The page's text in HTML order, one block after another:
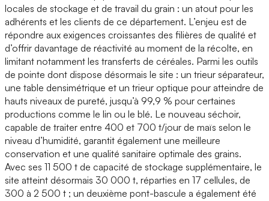
locales de stockage et de travail du grain : un atout pour les
adhérents et les clients de ce département. L’enjeu est de
répondre aux exigences croissantes des filières de qualité et
d’offrir davantage de réactivité au moment de la récolte, en
limitant notamment les transferts de céréales. Parmi les outils
de pointe dont dispose désormais le site : un trieur séparateur,
une table densimétrique et un trieur optique pour atteindre de
hauts niveaux de pureté, jusqu’à 99,9 % pour certaines
productions comme le lin ou le blé. Le nouveau séchoir,
capable de traiter entre 400 et 700 t/jour de maïs selon le
niveau d’humidité, garantit également une meilleure
conservation et une qualité sanitaire optimale des grains.
Avec ses 11 500 t de capacité de stockage supplémentaire, le
site atteint désormais 30 000 t, réparties en 17 cellules, de
300 à 2 500 t ; un deuxième pont-bascule a également été